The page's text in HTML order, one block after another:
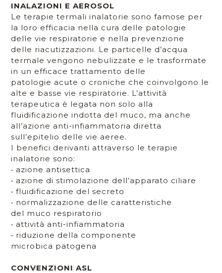
INALAZIONI E AEROSOL
Le terapie termali inalatorie sono famose per
la loro efficacia nella cura delle patologie
delle vie respiratorie e nella prevenzione
delle riacutizzazioni. Le particelle d’acqua
termale vengono nebulizzate e le trasformate
in un efficace trattamento delle
patologie acute o croniche che coinvolgono le
alte e basse vie respiratorie. L’attività
terapeutica è legata non solo alla
fluidificazione indotta del muco, ma anche
all’azione anti-infiammatoria diretta
sull’epitelio delle vie aeree.
I benefici derivanti attraverso le terapie
inalatorie sono:
• azione antisettica
• azione di stimolazione dell’apparato ciliare
• fluidificazione del secreto
• normalizzazione delle caratteristiche
del muco respiratorio
• attività anti-infiammatoria
• riduzione della componente
microbica patogena
CONVENZIONI ASL